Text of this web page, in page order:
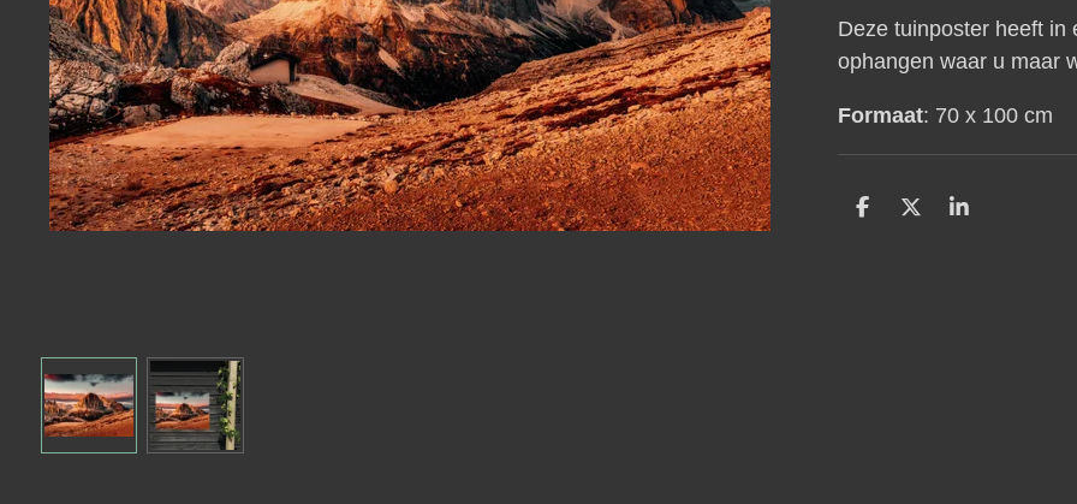
Deze tuinposter heeft in
ophangen waar u maar
Formaat: 70 x 100 cm
D
D
S